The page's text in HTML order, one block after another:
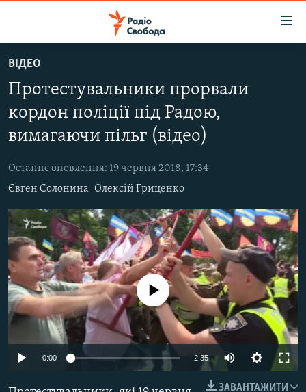
до
основного
матеріалу
Перейти
до
навігації
Перейти
до
пошуку
РАДІО СВОБОДА – 70 РОКІВ
ВСЕ ЗА ДОБУ
СТАТТІ
ЕКОНОМІКА
КУЛЬТУРА
СПОРТ
УКРАЇНА
СВІТ
РОСІЙСЬКА «ФІЛЬТРАЦІЯ»
ДОНБАС.РЕАЛІЇ
КРИМ.РЕАЛІЇ
ТИ ЯК?
СХЕМИ
КИТАЙ.ВИКЛИКИ
МУЛЬТИМЕДІА
ФОТО
ВІДЕО
Протестувальники прорвали
кордон поліції під Радою,
вимагаючи пільг (відео)
Останнє оновлення: 19 червня 2018, 17:34
Євген Солонина Олексій Гриценко
No media source currently available
0:00 2:35
ЗАВАНТАЖИТИ